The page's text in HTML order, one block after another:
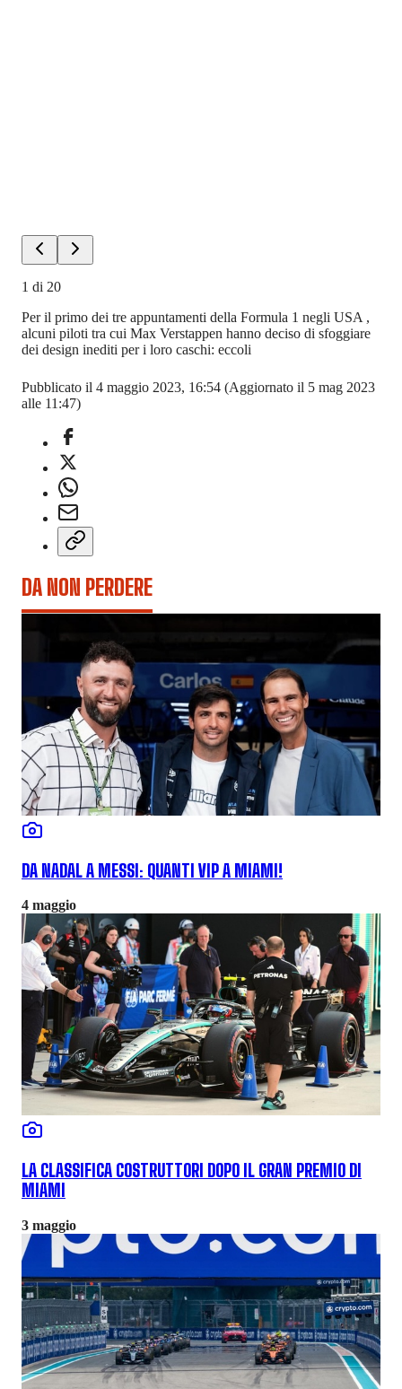
1 di 20
Per il primo dei tre appuntamenti della Formula 1 negli USA ,
alcuni piloti tra cui Max Verstappen hanno deciso di sfoggiare
dei design inediti per i loro caschi: eccoli
Pubblicato il 4 maggio 2023, 16:54 (Aggiornato il 5 mag 2023
alle 11:47)
DA NON PERDERE
DA NADAL A MESSI: QUANTI VIP A MIAMI!
4 maggio
LA CLASSIFICA COSTRUTTORI DOPO IL GRAN PREMIO DI
MIAMI
3 maggio